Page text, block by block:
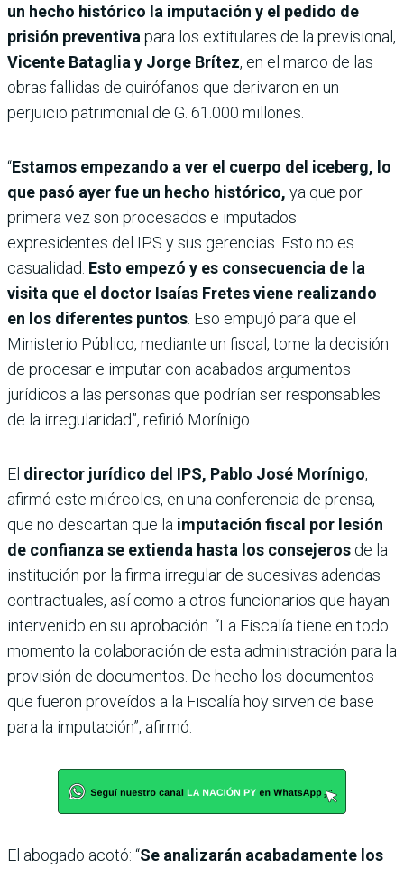
un hecho histórico la imputación y el pedido de
prisión preventiva para los extitulares de la previsional,
Vicente Bataglia y Jorge Brítez, en el marco de las
obras fallidas de quirófanos que derivaron en un
perjuicio patrimonial de G. 61.000 millones.
“Estamos empezando a ver el cuerpo del iceberg, lo
que pasó ayer fue un hecho histórico, ya que por
primera vez son procesados e imputados
expresidentes del IPS y sus gerencias. Esto no es
casualidad. Esto empezó y es consecuencia de la
visita que el doctor Isaías Fretes viene realizando
en los diferentes puntos . Eso empujó para que el
Ministerio Público, mediante un fiscal, tome la decisión
de procesar e imputar con acabados argumentos
jurídicos a las personas que podrían ser responsables
de la irregularidad”, refirió Morínigo.
El director jurídico del IPS, Pablo José Morínigo,
afirmó este miércoles, en una conferencia de prensa,
que no descartan que la imputación fiscal por lesión
de confianza se extienda hasta los consejeros de la
institución por la firma irregular de sucesivas adendas
contractuales, así como a otros funcionarios que hayan
intervenido en su aprobación. “La Fiscalía tiene en todo
momento la colaboración de esta administración para la
provisión de documentos. De hecho los documentos
que fueron proveídos a la Fiscalía hoy sirven de base
para la imputación”, afirmó.
El abogado acotó: “Se analizarán acabadamente los